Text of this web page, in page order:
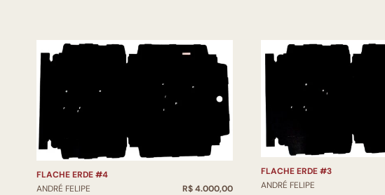
FLACHE ERDE #4
ANDRÉ FELIPE
R$ 4.000,00
FLACHE ERDE #3
ANDRÉ FELIPE